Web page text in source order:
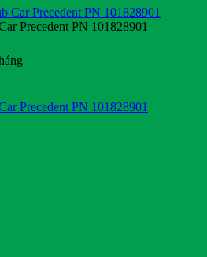
Precedent PN 101828901
Precedent PN 101828901